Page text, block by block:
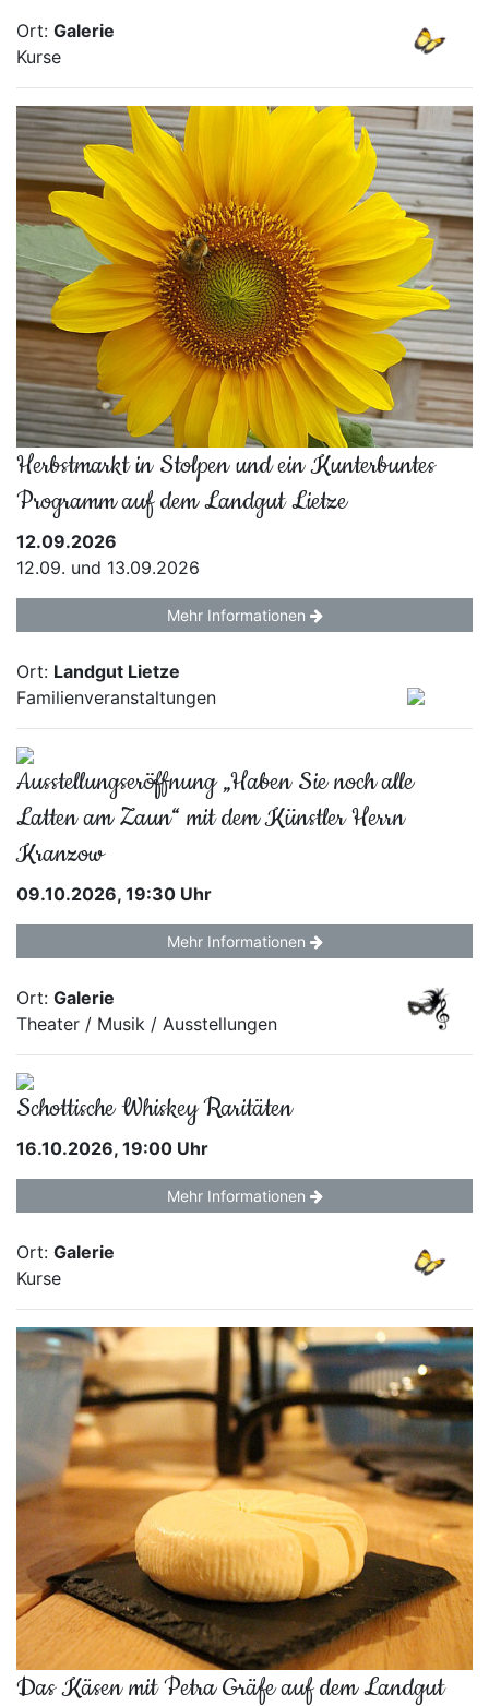
Ort: Galerie
Kurse
Herbstmarkt in Stolpen und ein Kunterbuntes
Programm auf dem Landgut Lietze
12.09.2026
12.09. und 13.09.2026
Mehr Informationen
Ort: Landgut Lietze
Familienveranstaltungen
Ausstellungseröffnung „Haben Sie noch alle
Latten am Zaun“ mit dem Künstler Herrn
Kranzow
09.10.2026, 19:30 Uhr
Mehr Informationen
Ort: Galerie
Theater / Musik / Ausstellungen
Schottische Whiskey Raritäten
16.10.2026, 19:00 Uhr
Mehr Informationen
Ort: Galerie
Kurse
Das Käsen mit Petra Gräfe auf dem Landgut